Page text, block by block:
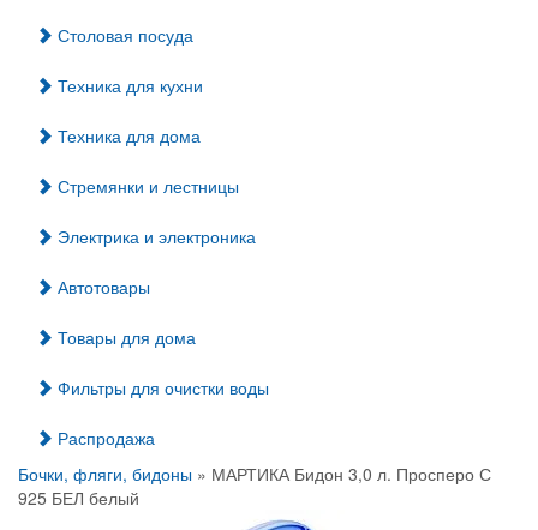
Столовая посуда
Техника для кухни
Техника для дома
Стремянки и лестницы
Электрика и электроника
Автотовары
Товары для дома
Фильтры для очистки воды
Распродажа
Бочки, фляги, бидоны » МАРТИКА Бидон 3,0 л. Просперо С
925 БЕЛ белый